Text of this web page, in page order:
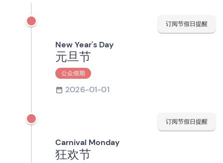
订阅节假日提醒
New Year's Day
元旦节
公众假期
2026-01-01
订阅节假日提醒
Carnival Monday
狂欢节